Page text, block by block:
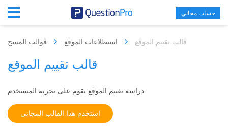
حساب مجاني
قالب تقييم الموقع
قالب تقييم الموقع
دراسة تقييم الموقع يقوم على تجربة المستخدم.
استخدم هذا القالب المجاني